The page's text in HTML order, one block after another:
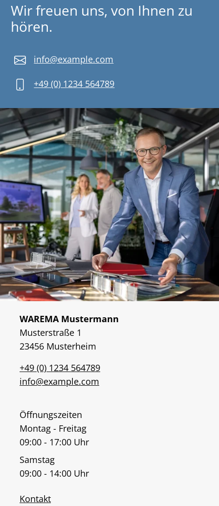
Wir freuen uns, von Ihnen zu
hören.
info@example.com
+49 (0) 1234 564789
WAREMA Mustermann
Musterstraße 1
23456 Musterheim
+49 (0) 1234 564789
info@example.com
Öffnungszeiten
Montag - Freitag
09:00 - 17:00 Uhr
Samstag
09:00 - 14:00 Uhr
Kontakt